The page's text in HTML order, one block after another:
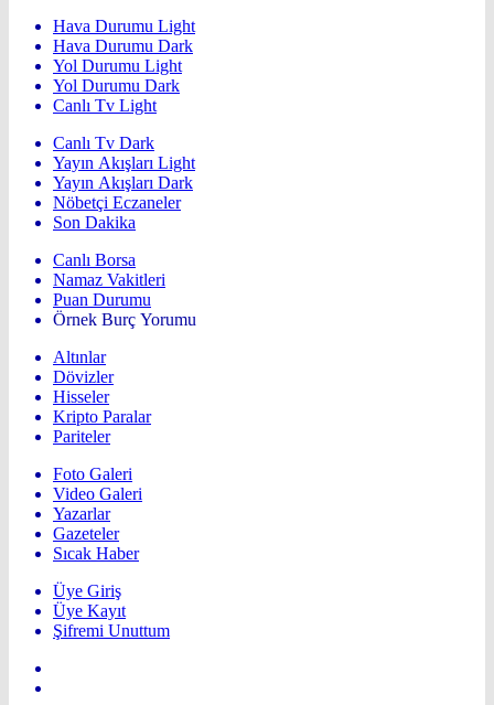
Hava Durumu Light
Hava Durumu Dark
Yol Durumu Light
Yol Durumu Dark
Canlı Tv Light
Canlı Tv Dark
Yayın Akışları Light
Yayın Akışları Dark
Nöbetçi Eczaneler
Son Dakika
Canlı Borsa
Namaz Vakitleri
Puan Durumu
Örnek Burç Yorumu
Altınlar
Dövizler
Hisseler
Kripto Paralar
Pariteler
Foto Galeri
Video Galeri
Yazarlar
Gazeteler
Sıcak Haber
Üye Giriş
Üye Kayıt
Şifremi Unuttum